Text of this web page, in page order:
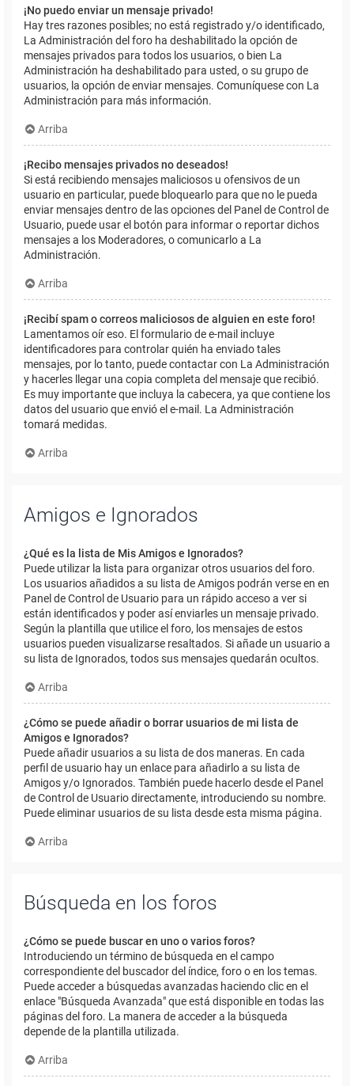
¡No puedo enviar un mensaje privado!
Hay tres razones posibles; no está registrado y/o identificado,
La Administración del foro ha deshabilitado la opción de
mensajes privados para todos los usuarios, o bien La
Administración ha deshabilitado para usted, o su grupo de
usuarios, la opción de enviar mensajes. Comuníquese con La
Administración para más información.
Arriba
¡Recibo mensajes privados no deseados!
Si está recibiendo mensajes maliciosos u ofensivos de un
usuario en particular, puede bloquearlo para que no le pueda
enviar mensajes dentro de las opciones del Panel de Control de
Usuario, puede usar el botón para informar o reportar dichos
mensajes a los Moderadores, o comunicarlo a La
Administración.
Arriba
¡Recibí spam o correos maliciosos de alguien en este foro!
Lamentamos oír eso. El formulario de e-mail incluye
identificadores para controlar quién ha enviado tales
mensajes, por lo tanto, puede contactar con La Administración
y hacerles llegar una copia completa del mensaje que recibió.
Es muy importante que incluya la cabecera, ya que contiene los
datos del usuario que envió el e-mail. La Administración
tomará medidas.
Arriba
Amigos e Ignorados
¿Qué es la lista de Mis Amigos e Ignorados?
Puede utilizar la lista para organizar otros usuarios del foro.
Los usuarios añadidos a su lista de Amigos podrán verse en en
Panel de Control de Usuario para un rápido acceso a ver si
están identificados y poder así enviarles un mensaje privado.
Según la plantilla que utilice el foro, los mensajes de estos
usuarios pueden visualizarse resaltados. Si añade un usuario a
su lista de Ignorados, todos sus mensajes quedarán ocultos.
Arriba
¿Cómo se puede añadir o borrar usuarios de mi lista de
Amigos e Ignorados?
Puede añadir usuarios a su lista de dos maneras. En cada
perfil de usuario hay un enlace para añadirlo a su lista de
Amigos y/o Ignorados. También puede hacerlo desde el Panel
de Control de Usuario directamente, introduciendo su nombre.
Puede eliminar usuarios de su lista desde esta misma página.
Arriba
Búsqueda en los foros
¿Cómo se puede buscar en uno o varios foros?
Introduciendo un término de búsqueda en el campo
correspondiente del buscador del índice, foro o en los temas.
Puede acceder a búsquedas avanzadas haciendo clic en el
enlace "Búsqueda Avanzada" que está disponible en todas las
páginas del foro. La manera de acceder a la búsqueda
depende de la plantilla utilizada.
Arriba